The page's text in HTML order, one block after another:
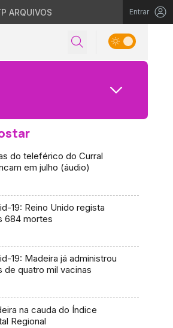
ARQUIVOS Entrar
do teleférico do Curral
em julho (áudio)
19: Reino Unido regista
684 mortes
19: Madeira já administrou
de quatro mil vacinas
na cauda do Índice
Regional